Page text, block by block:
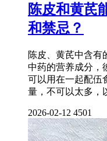
陈皮和黄芪
和禁忌？
陈皮、黄芪中含有
中药的营养成分，
可以用在一起配伍
量，不可以太多，
2026-02-12 4501